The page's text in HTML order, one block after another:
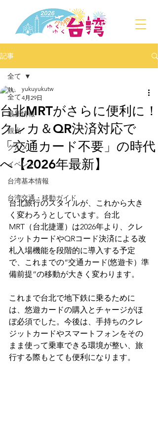
記事
全て
最新情報
観光
グルメ
イベント
台湾基本情報
台湾交通・移動ガイド
全て
台北MRTがさらに便利に！
クレカ＆QR決済対応で
「交通カード不要」の時代
へ【2026年最新】
yukuyukutw
4月29日
台北旅行のスタイルが、これから大き
く変わろうとしています。台北
MRT（台北捷運）は2026年より、クレ
ジットカードやQRコード決済による改
札入場機能を段階的に導入する予定
で、これまでの“交通カード(悠遊卡）準
備前提”の移動が大きく変わります。
これまで台北で地下鉄に乗るために
は、悠遊カードの購入とチャージがほ
ぼ必須でした。今後は、手持ちのクレ
ジットカードやスマートフォンをその
まま使って乗車できる環境が整い、旅
行する際もとても便利になります。